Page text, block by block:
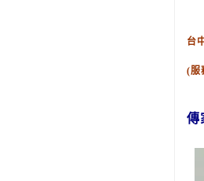
台
(服
傳